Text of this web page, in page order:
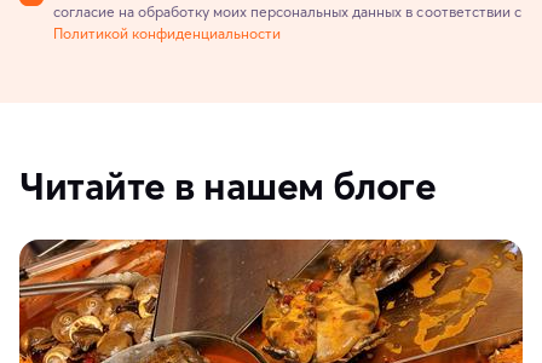
согласие на обработку моих персональных данных в соответствии с
Политикой конфиденциальности
Читайте в нашем блоге